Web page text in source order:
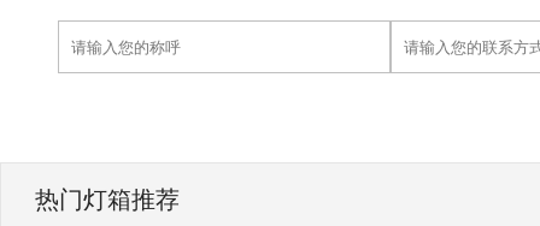
热门灯箱推荐